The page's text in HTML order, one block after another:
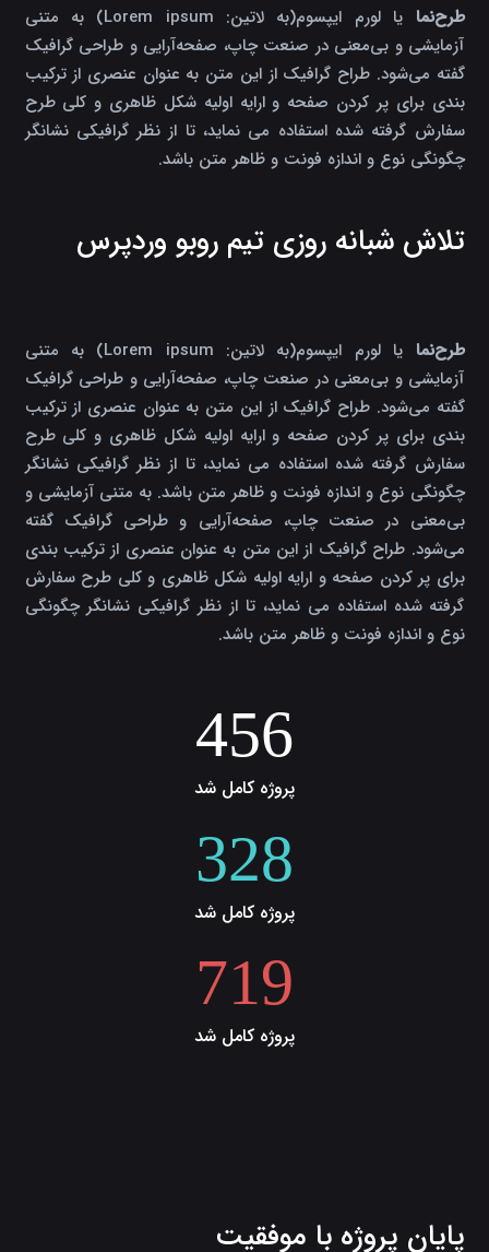
طرح‌نما
یا لورم ایپسوم(به لاتین: Lorem ipsum) به متنی
آزمایشی و بی‌معنی در صنعت چاپ، صفحه‌آرایی و طراحی گرافیک
گفته می‌شود. طراح گرافیک از این متن به عنوان عنصری از ترکیب
بندی برای پر کردن صفحه و ارایه اولیه شکل ظاهری و کلی طرح
سفارش گرفته شده استفاده می نماید، تا از نظر گرافیکی نشانگر
چگونگی نوع و اندازه فونت و ظاهر متن باشد.
تلاش شبانه روزی تیم روبو وردپرس
طرح‌نما
یا لورم ایپسوم(به لاتین: Lorem ipsum) به متنی
آزمایشی و بی‌معنی در صنعت چاپ، صفحه‌آرایی و طراحی گرافیک
گفته می‌شود. طراح گرافیک از این متن به عنوان عنصری از ترکیب
بندی برای پر کردن صفحه و ارایه اولیه شکل ظاهری و کلی طرح
سفارش گرفته شده استفاده می نماید، تا از نظر گرافیکی نشانگر
چگونگی نوع و اندازه فونت و ظاهر متن باشد. به متنی آزمایشی و
بی‌معنی در صنعت چاپ، صفحه‌آرایی و طراحی گرافیک گفته
می‌شود. طراح گرافیک از این متن به عنوان عنصری از ترکیب بندی
برای پر کردن صفحه و ارایه اولیه شکل ظاهری و کلی طرح سفارش
گرفته شده استفاده می نماید، تا از نظر گرافیکی نشانگر چگونگی
نوع و اندازه فونت و ظاهر متن باشد.
456
پروژه کامل شد
328
پروژه کامل شد
719
پروژه کامل شد
پایان پروژه با موفقیت